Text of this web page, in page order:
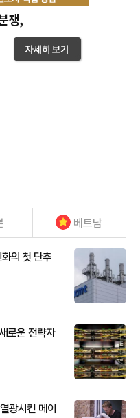
베트남
의 첫 단추
로운 전략자
광시킨 메이